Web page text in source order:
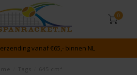
0
dé racket en bespan